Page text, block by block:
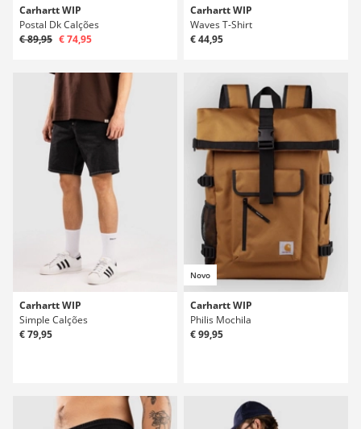
Carhartt WIP
Postal Dk Calções
€ 89,95 € 74,95
Carhartt WIP
Waves T-Shirt
€ 44,95
Carhartt WIP
Simple Calções
€ 79,95
Novo
Carhartt WIP
Philis Mochila
€ 99,95